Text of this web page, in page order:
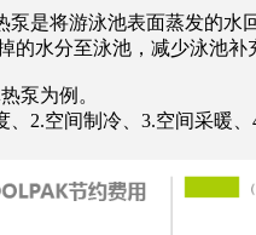
将游泳池表面蒸发的水
水分至泳池，减少泳池补
泵为例。
空间制冷、3.空间采暖